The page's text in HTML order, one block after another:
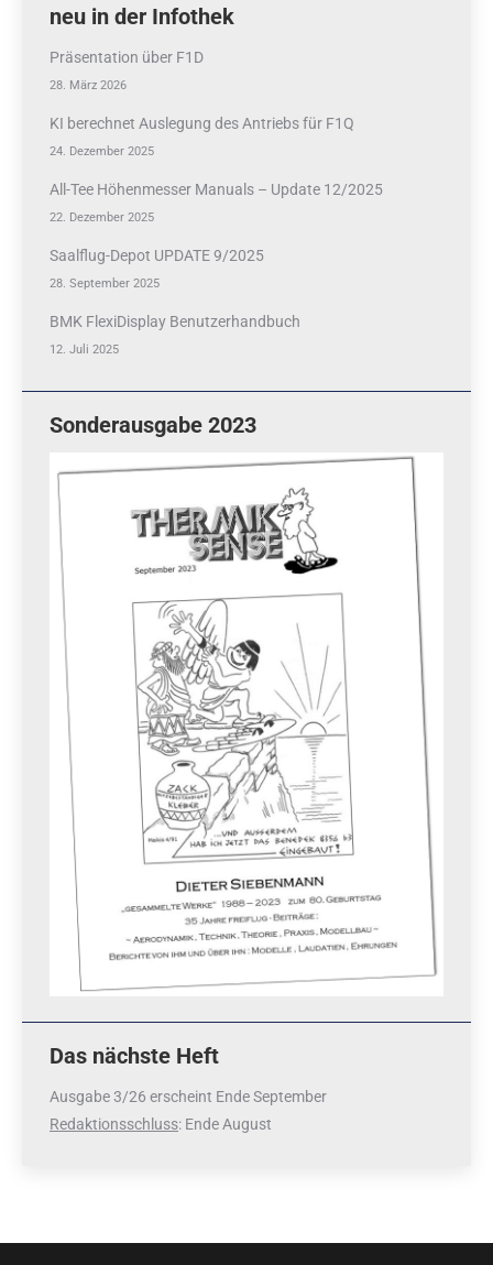
neu in der Infothek
Präsentation über F1D
28. März 2026
KI berechnet Auslegung des Antriebs für F1Q
24. Dezember 2025
All-Tee Höhenmesser Manuals – Update 12/2025
22. Dezember 2025
Saalflug-Depot UPDATE 9/2025
28. September 2025
BMK FlexiDisplay Benutzerhandbuch
12. Juli 2025
Sonderausgabe 2023
Das nächste Heft
Ausgabe 3/26 erscheint Ende September
Redaktionsschluss: Ende August